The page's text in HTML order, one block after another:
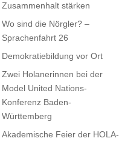
Zusammenhalt stärken
Wo sind die Nörgler? –
Sprachenfahrt 26
Demokratiebildung vor Ort
Zwei Holanerinnen bei der
Model United Nations-
Konferenz Baden-
Württemberg
Akademische Feier der HOLA-